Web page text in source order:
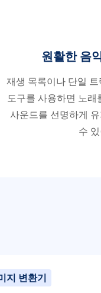
원활한 음
재생 목록이나 단일
도구를 사용하면 노래
사운드를 선명하게
수
지 변환기